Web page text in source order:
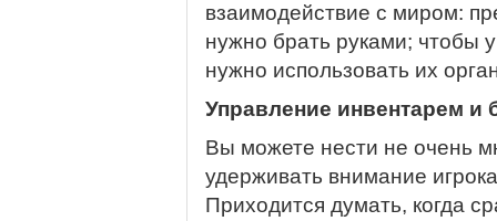
взаимодействие с миром:
нужно брать руками; чтобы
нужно использовать их
Управление инвентарем и
Вы можете нести не очень
удерживать внимание
Приходится думать, когда